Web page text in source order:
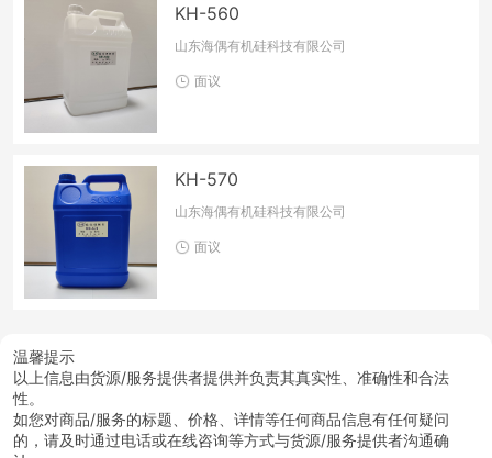
KH-560
山东海偶有机硅科技有限公司
面议
KH-570
山东海偶有机硅科技有限公司
面议
温馨提示
以上信息由货源/服务提供者提供并负责其真实性、准确性和合法
性。
如您对商品/服务的标题、价格、详情等任何商品信息有任何疑问
的，请及时通过电话或在线咨询等方式与货源/服务提供者沟通确